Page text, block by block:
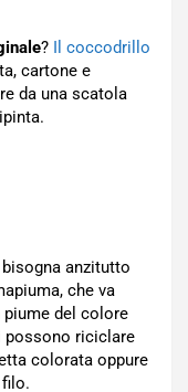
? Il coccodrillo
cartone e
da una scatola
bisogna anzitutto
che va
del colore
possono riciclare
colorata oppure